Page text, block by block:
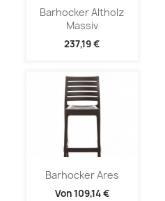
Barhocker Altholz
Massiv
237,19 €
Barhocker Ares
Von109,14 €